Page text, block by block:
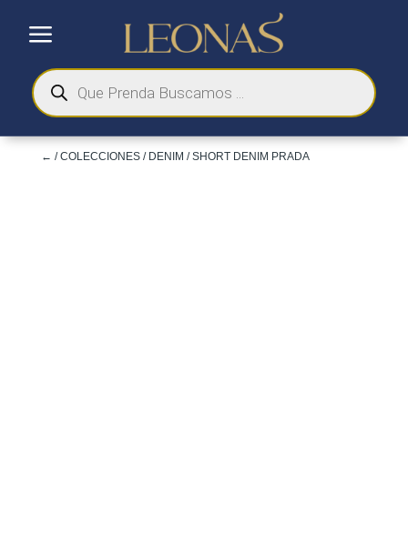
a
Búsqueda
de
productos
← /COLECCIONES / DENIM / SHORT DENIM PRADA